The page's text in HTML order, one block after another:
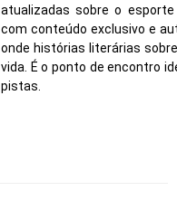
atualizadas sobre o
com conteúdo exclusivo e
onde histórias literárias
vida. É o ponto de encontro
pistas.